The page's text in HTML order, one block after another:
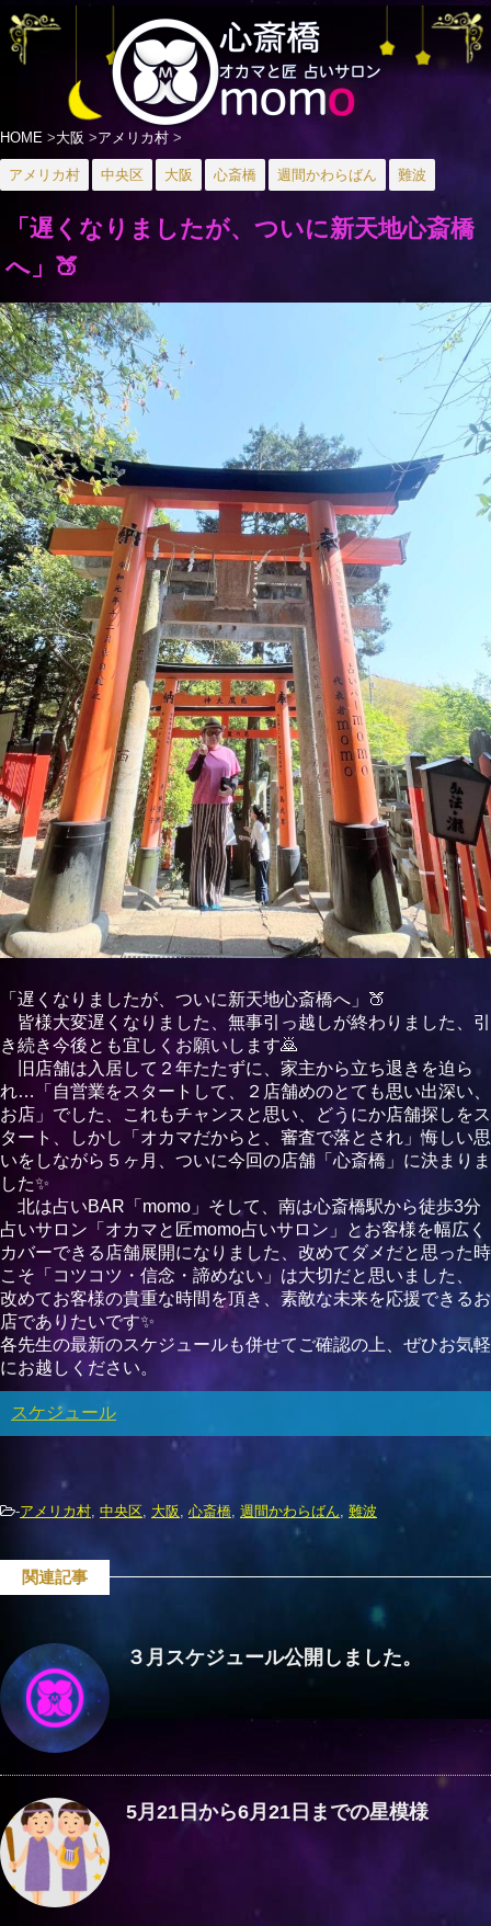
HOME >大阪 >アメリカ村 >
アメリカ村 中央区 大阪 心斎橋 週間かわらばん 難波
「遅くなりましたが、ついに新天地心斎橋
へ」🍑
「遅くなりましたが、ついに新天地心斎橋へ」🍑
皆様大変遅くなりました、無事引っ越しが終わりました、引
き続き今後とも宜しくお願いします🙇
旧店舗は入居して２年たたずに、家主から立ち退きを迫ら
れ…「自営業をスタートして、２店舗めのとても思い出深い、
お店」でした、これもチャンスと思い、どうにか店舗探しをス
タート、しかし「オカマだからと、審査で落とされ」悔しい思
いをしながら５ヶ月、ついに今回の店舗「心斎橋」に決まりま
した✨
北は占いBAR「momo」そして、南は心斎橋駅から徒歩3分
占いサロン「オカマと匠momo占いサロン」とお客様を幅広く
カバーできる店舗展開になりました、改めてダメだと思った時
こそ「コツコツ・信念・諦めない」は大切だと思いました、
改めてお客様の貴重な時間を頂き、素敵な未来を応援できるお
店でありたいです✨
各先生の最新のスケジュールも併せてご確認の上、ぜひお気軽
にお越しください。
スケジュール
-アメリカ村 中央区 大阪 心斎橋 週間かわらばん 難波
関連記事
３月スケジュール公開しました。
5月21日から6月21日までの星模様